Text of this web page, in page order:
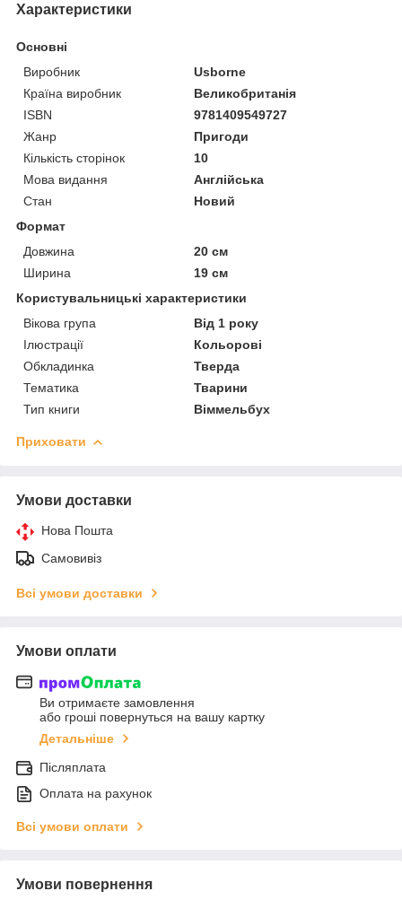
Характеристики
Основні
Виробник
Usborne
Країна виробник
Великобританія
ISBN
9781409549727
Жанр
Пригоди
Кількість сторінок
10
Мова видання
Англійська
Стан
Новий
Формат
Довжина
20 см
Ширина
19 см
Користувальницькі характеристики
Вікова група
Від 1 року
Ілюстрації
Кольорові
Обкладинка
Тверда
Тематика
Тварини
Тип книги
Віммельбух
Приховати
Умови доставки
Нова Пошта
Самовивіз
Всі умови доставки
Умови оплати
Ви отримаєте замовлення
або гроші повернуться на вашу картку
Детальніше
Післяплата
Оплата на рахунок
Всі умови оплати
Умови повернення